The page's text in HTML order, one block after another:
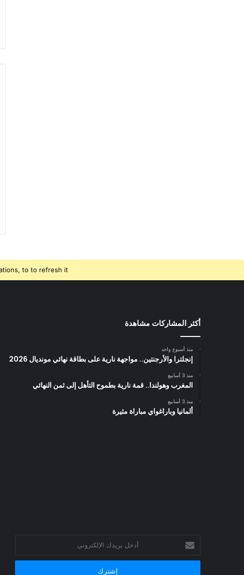
to to refresh it.
أكثر المشاركات مشاهدة
منذ أسبوع واحد
إنجلترا والأرجنتين.. مواجهة نارية على بطاقة نهائي مونديال 2026
منذ 3 أسابيع
المغرب وهولندا.. قمة نارية بطموح التأهل إلى ثمن النهائي
منذ 3 أسابيع
ألمانيا وباراغواي مباراة مثيرة
بريدك
الإلكتروني